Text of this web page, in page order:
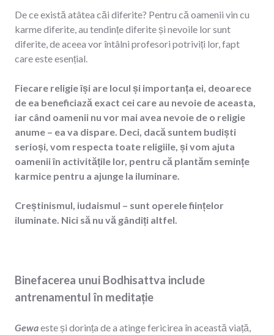
De ce există atâtea căi diferite? Pentru că oamenii vin cu
karme diferite, au tendințe diferite și nevoile lor sunt
diferite, de aceea vor întâlni profesori potriviți lor, fapt
care este esențial.
Fiecare religie își are locul și importanța ei, deoarece
de ea beneficiază exact cei care au nevoie de aceasta,
iar când oamenii nu vor mai avea nevoie de o religie
anume – ea va dispare. Deci, dacă suntem budiști
serioși, vom respecta toate religiile, și vom ajuta
oamenii în activitățile lor, pentru că plantăm semințe
karmice pentru a ajunge la iluminare.
Creștinismul, iudaismul – sunt operele ființelor
iluminate. Nici să nu vă gândiți altfel.
Binefacerea unui Bodhisattva include
antrenamentul în meditație
Gewaeste și dorința de a atinge fericirea în această viață,